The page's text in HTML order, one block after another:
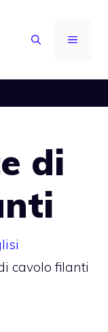
MENU
di
cavolo filanti